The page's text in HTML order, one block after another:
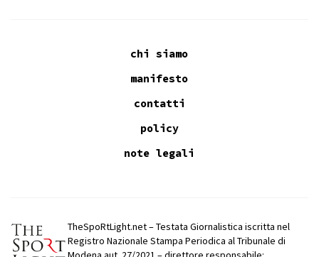
chi siamo
manifesto
contatti
policy
note legali
TheSpoRtLight.net – Testata Giornalistica iscritta nel
Registro Nazionale Stampa Periodica al Tribunale di